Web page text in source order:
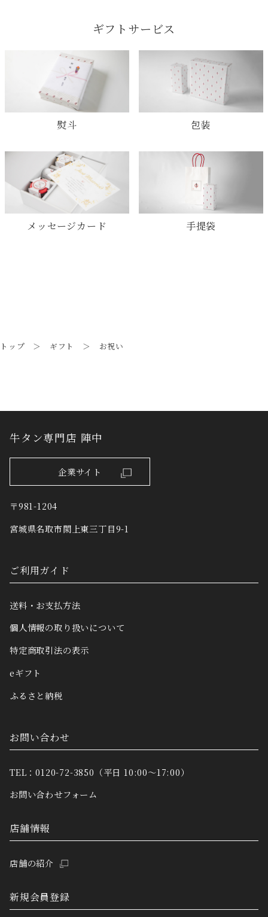
ギフトサービス
熨斗 包装
メッセージカード 手提袋
トップ ＞ ギフト ＞ お祝い
牛タン専門店 陣中
企業サイト
〒981-1204
宮城県名取市閖上東三丁目9-1
ご利用ガイド
送料・お支払方法
個人情報の取り扱いについて
特定商取引法の表示
eギフト
ふるさと納税
お問い合わせ
TEL：0120-72-3850（平日 10:00～17:00）
お問い合わせフォーム
店舗情報
店舗の紹介
新規会員登録